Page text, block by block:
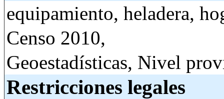
equipamiento, heladera,
Censo 2010,
Geoestadísticas, Nivel
Restricciones legales